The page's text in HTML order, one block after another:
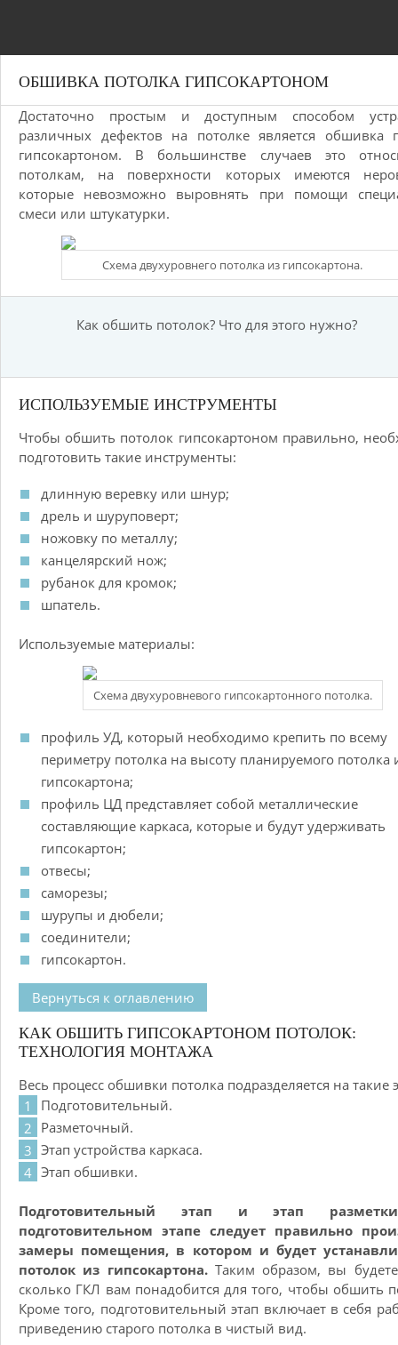
ОБШИВКА ПОТОЛКА ГИПСОКАРТОНОМ
Достаточно простым и доступным способом
различных дефектов на потолке является обшивка
гипсокартоном. В большинстве случаев это
потолкам, на поверхности которых имеются
которые невозможно выровнять при помощи
смеси или штукатурки.
Схема двухуровнего потолка из гипсокартона.
Как обшить потолок? Что для этого нужно?
ИСПОЛЬЗУЕМЫЕ ИНСТРУМЕНТЫ
Чтобы обшить потолок гипсокартоном правильно,
подготовить такие инструменты:
длинную веревку или шнур;
дрель и шуруповерт;
ножовку по металлу;
канцелярский нож;
рубанок для кромок;
шпатель.
Используемые материалы:
Схема двухуровневого гипсокартонного потолка.
профиль УД, который необходимо крепить по всему
периметру потолка на высоту планируемого потолка
гипсокартона;
профиль ЦД представляет собой металлические
составляющие каркаса, которые и будут удерживать
гипсокартон;
отвесы;
саморезы;
шурупы и дюбели;
соединители;
гипсокартон.
Вернуться к оглавлению
КАК ОБШИТЬ ГИПСОКАРТОНОМ ПОТОЛОК:
ТЕХНОЛОГИЯ МОНТАЖА
Весь процесс обшивки потолка подразделяется на такие
Подготовительный.
Разметочный.
Этап устройства каркаса.
Этап обшивки.
Подготовительный этап и этап
подготовительном этапе следует правильно
замеры помещения, в котором и будет
потолок из гипсокартона. Таким образом, вы
сколько ГКЛ вам понадобится для того, чтобы обшить
Кроме того, подготовительный этап включает в себя
приведению старого потолка в чистый вид.